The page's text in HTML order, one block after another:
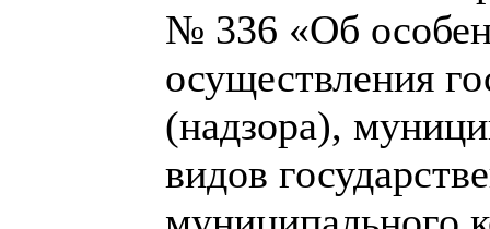
№ 336 «Об
осуществления
(надзора),
видов